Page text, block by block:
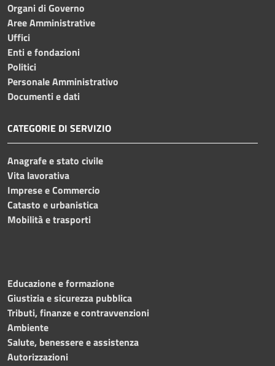
Organi di Governo
Aree Amministrative
Uffici
Enti e fondazioni
Politici
Personale Amministrativo
Documenti e dati
CATEGORIE DI SERVIZIO
Anagrafe e stato civile
Vita lavorativa
Imprese e Commercio
Catasto e urbanistica
Mobilità e trasporti
Educazione e formazione
Giustizia e sicurezza pubblica
Tributi, finanze e contravvenzioni
Ambiente
Salute, benessere e assistenza
Autorizzazioni